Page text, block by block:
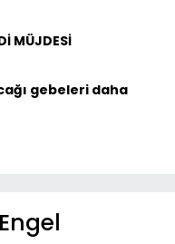
MÜJDESİ
gebeleri daha